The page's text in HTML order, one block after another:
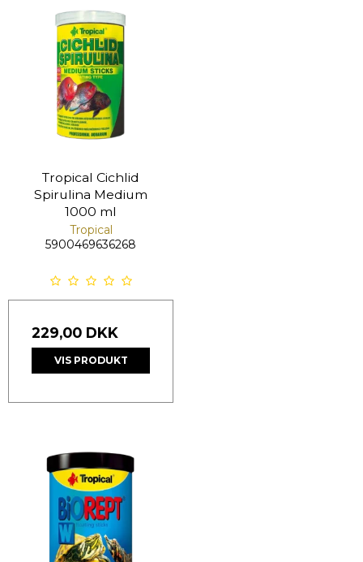
Tropical Cichlid
Spirulina Medium
1000 ml
Tropical
5900469636268
229,00 DKK
VIS PRODUKT